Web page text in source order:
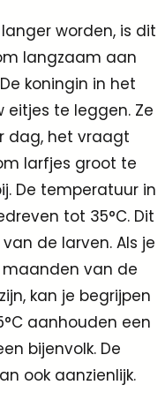
worden, is dit
langzaam aan
koningin in het
eitjes te leggen. Ze
dag, het vraagt
larfjes groot te
De temperatuur in
tot 35°C. Dit
de larven. Als je
van de
kan je begrijpen
aanhouden een
bijenvolk. De
ook aanzienlijk.